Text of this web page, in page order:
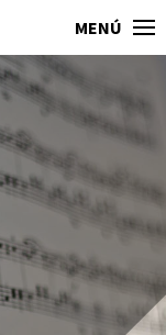
MENÚ